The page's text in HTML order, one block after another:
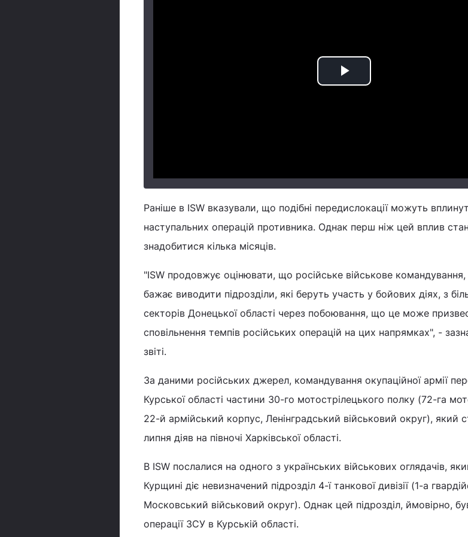
Play
Раніше в ISW вказували, що подібні передислокації можуть
наступальних операцій противника. Однак перш ніж цей вплив
знадобитися кілька місяців.
"ISW продовжує оцінювати, що російське військове
бажає виводити підрозділи, які беруть участь у бойових діях, з
секторів Донецької області через побоювання, що це може
сповільнення темпів російських операцій на цих напрямках", -
звіті.
За даними російських джерел, командування окупаційної армії
Курської області частини 30-го мотострілецького полку (72-га
22-й армійський корпус, Ленінградський військовий округ), який
липня діяв на півночі Харківської області.
В ISW послалися на одного з українських військових оглядачів,
Курщині діє невизначений підрозділ 4-ї танкової дивізії (1-а
Московський військовий округ). Однак цей підрозділ, ймовірно,
операції ЗСУ в Курській області.